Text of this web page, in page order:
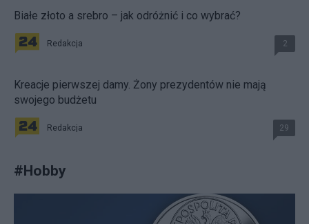
Białe złoto a srebro – jak odróżnić i co wybrać?
Redakcja 2
Kreacje pierwszej damy. Żony prezydentów nie mają
swojego budżetu
Redakcja 29
#Hobby